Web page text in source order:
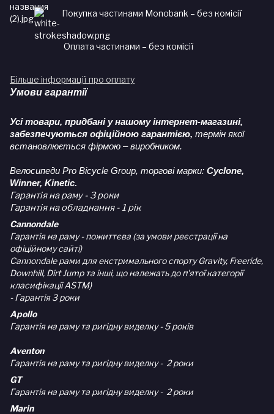
Покупка частинами Monobank – без комісії
Оплата частинами – без комісії
Більше інформації про оплату
Умови гарантії
Усі товари, придбані у нашому інтернет-магазині,
забезпечуються офіційною гарантією, термін якої
встановлюється фірмою – виробником.
Велосипеди Pro Bicycle Group, торгові марки: Cyclone,
Winner, Kinetic.
Гарантія на раму - 3 роки
Гарантія на обладнання - 1 рік
Cannondale
Гарантія на раму - пожиттєва (за умови реєстрації на
офіційному сайті)
Cannondale рами для екстримального спорту Gravity, Freeride,
Downhill, Dirt Jump та інші, що належать до п'ятої категорії
класифікації ASTM)
- Гарантія 3 роки
Apollo
Гарантія на раму та ригідну виделку - 5 років
Aventon
Гарантія на раму та ригідну виделку - 2 роки
GT
Гарантія на раму та ригідну виделку - 2 роки
Marin